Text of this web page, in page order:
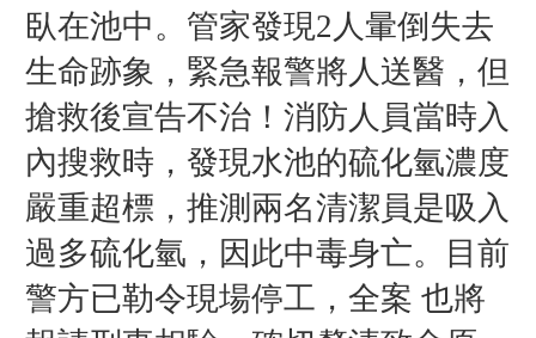
臥在池中。管家發現2人暈倒失去
生命跡象，緊急報警將人送醫，但
搶救後宣告不治！消防人員當時入
內搜救時，發現水池的硫化氫濃度
嚴重超標，推測兩名清潔員是吸入
過多硫化氫，因此中毒身亡。
目前
警方已勒令現場停工，全案 也將